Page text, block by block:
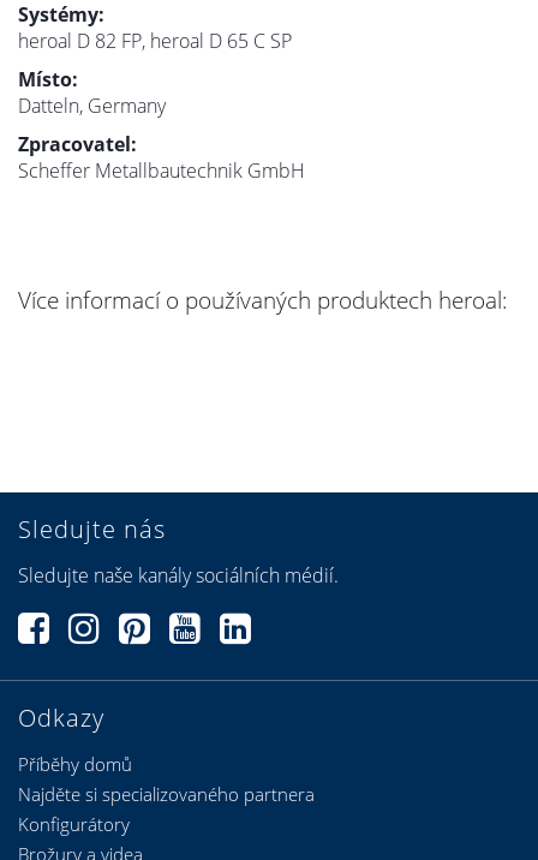
Systémy:
heroal D 82 FP, heroal D 65 C SP
Místo:
Datteln, Germany
Zpracovatel:
Scheffer Metallbautechnik GmbH
Více informací o používaných produktech heroal:
Odkazy
Příběhy domů
Najděte si specializovaného partnera
Konfigurátory
Brožury a videa
Sledujte nás
Sledujte naše kanály sociálních médií.